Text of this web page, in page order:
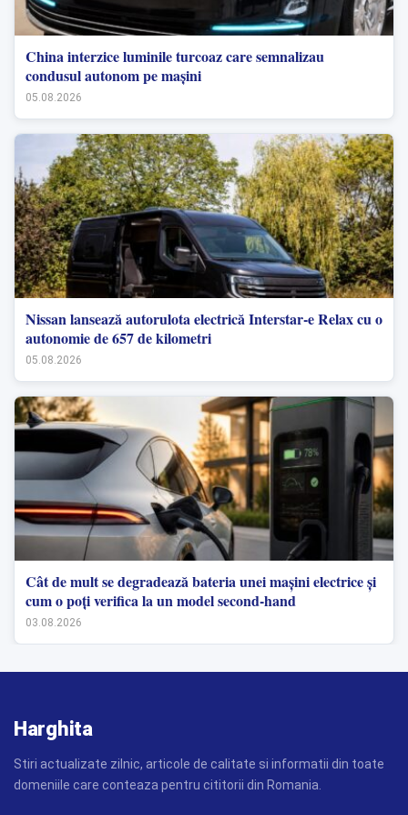
China interzice luminile turcoaz care semnalizau
condusul autonom pe mașini
05.08.2026
Nissan lansează autorulota electrică Interstar-e Relax cu o
autonomie de 657 de kilometri
05.08.2026
Cât de mult se degradează bateria unei mașini electrice și
cum o poți verifica la un model second-hand
03.08.2026
Harghita
Stiri actualizate zilnic, articole de calitate si informatii din toate
domeniile care conteaza pentru cititorii din Romania.